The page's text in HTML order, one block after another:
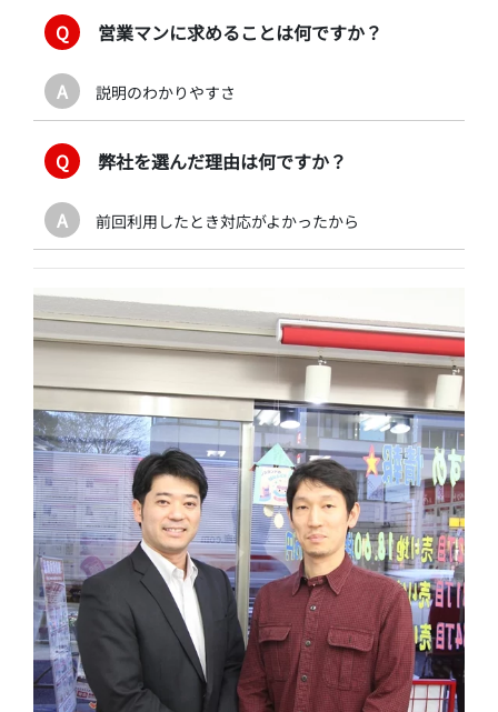
Q 営業マンに求めることは何ですか？
A 説明のわかりやすさ
Q 弊社を選んだ理由は何ですか？
A 前回利用したとき対応がよかったから